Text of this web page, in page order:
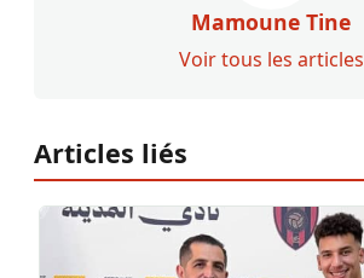
Mamoune Tine
Voir tous les articles
Articles liés